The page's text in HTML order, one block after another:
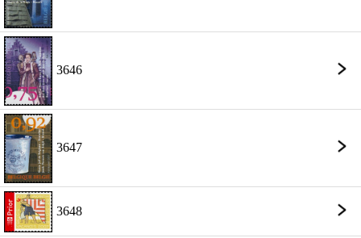
3646
3647
3648